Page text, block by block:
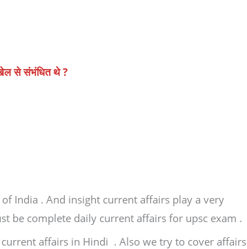
से संभंधित थे ?
India . And insight current affairs play a very
be complete daily current affairs for upsc exam .
affairs in Hindi . Also we try to cover affairs